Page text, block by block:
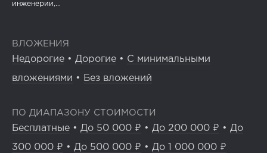
инженерии,...
ВЛОЖЕНИЯ
Недорогие • Дорогие • С минимальными
вложениями • Без вложений
ПО ДИАПАЗОНУ СТОИМОСТИ
Бесплатные • До 50 000 ₽ • До 200 000 ₽ • До
300 000 ₽ • До 500 000 ₽ • До 1 000 000 ₽